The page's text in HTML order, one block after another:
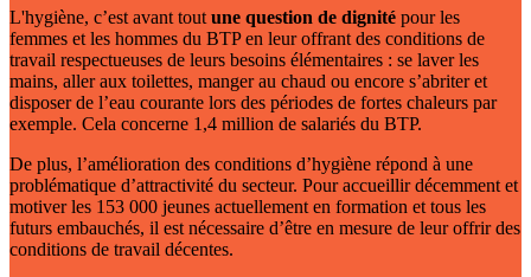
L'hygiène, c’est avant tout une question de dignité pour les
femmes et les hommes du BTP en leur offrant des conditions de
travail respectueuses de leurs besoins élémentaires : se laver les
mains, aller aux toilettes, manger au chaud ou encore s’abriter et
disposer de l’eau courante lors des périodes de fortes chaleurs par
exemple. Cela concerne 1,4 million de salariés du BTP.
De plus, l’amélioration des conditions d’hygiène répond à une
problématique d’attractivité du secteur. Pour accueillir décemment et
motiver les 153 000 jeunes actuellement en formation et tous les
futurs embauchés, il est nécessaire d’être en mesure de leur offrir des
conditions de travail décentes.